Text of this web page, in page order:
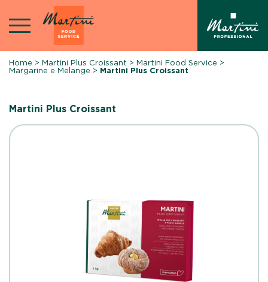
content
Home >Martini Plus Croissant >Martini Food Service >
Margarine e Melange > Martini Plus Croissant
Martini Plus Croissant